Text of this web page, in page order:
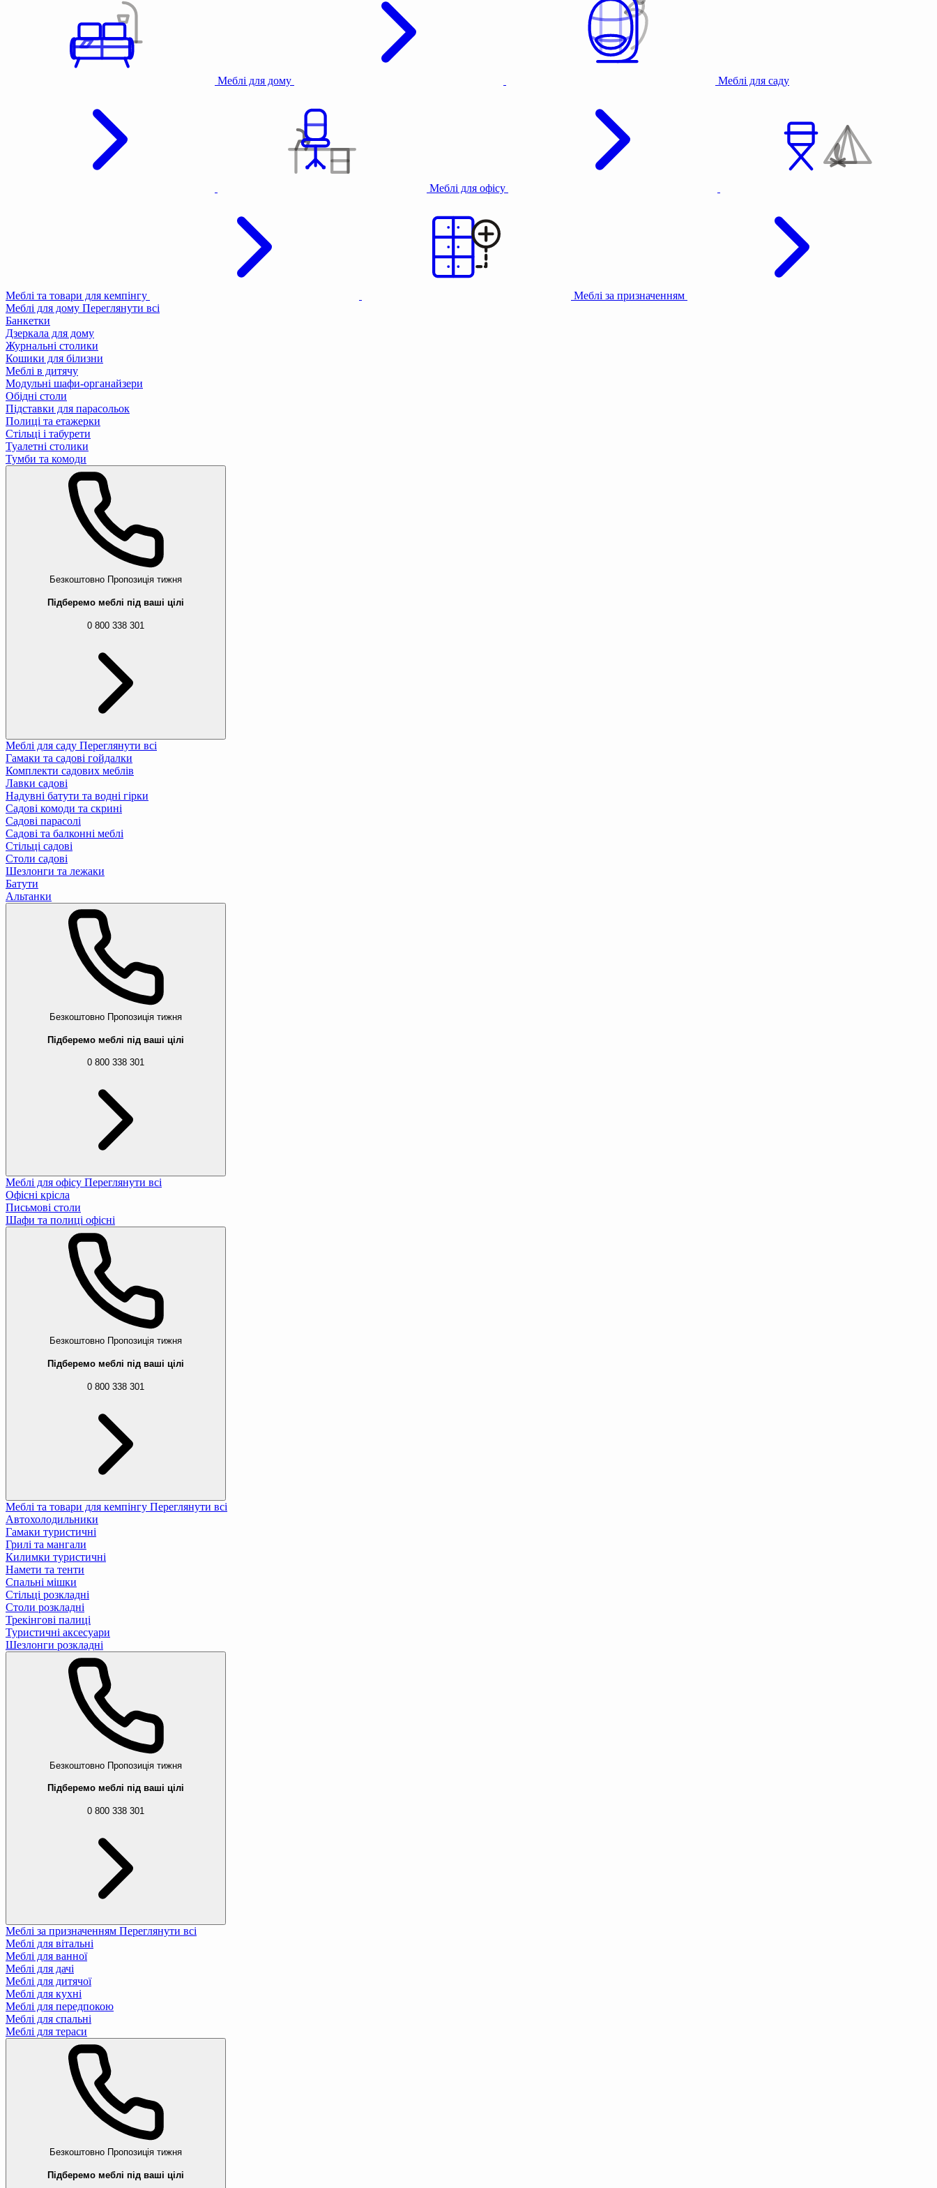
Меблі для дому Меблі для саду
Меблі для офісу
Меблі та товари для кемпінгу
Меблі за призначенням
Меблі для дому Переглянути всі
Банкетки
Дзеркала для дому
Журнальні столики
Кошики для білизни
Меблі в дитячу
Модульні шафи-органайзери
Обідні столи
Підставки для парасольок
Полиці та етажерки
Стільці і табурети
Туалетні столики
Тумби та комоди
Безкоштовно Пропозиція тижня
Підберемо меблі під ваші цілі
0 800 338 301
Меблі для саду Переглянути всі
Гамаки та садові гойдалки
Комплекти садових меблів
Лавки садові
Надувні батути та водні гірки
Садові комоди та скрині
Садові парасолі
Садові та балконні меблі
Стільці садові
Столи садові
Шезлонги та лежаки
Батути
Альтанки
Безкоштовно Пропозиція тижня
Підберемо меблі під ваші цілі
0 800 338 301
Меблі для офісу Переглянути всі
Офісні крісла
Письмові столи
Шафи та полиці офісні
Безкоштовно Пропозиція тижня
Підберемо меблі під ваші цілі
0 800 338 301
Меблі та товари для кемпінгу Переглянути всі
Автохолодильники
Гамаки туристичні
Грилі та мангали
Килимки туристичні
Намети та тенти
Спальні мішки
Стільці розкладні
Столи розкладні
Трекінгові палиці
Туристичні аксесуари
Шезлонги розкладні
Безкоштовно Пропозиція тижня
Підберемо меблі під ваші цілі
0 800 338 301
Меблі за призначенням Переглянути всі
Меблі для вітальні
Меблі для ванної
Меблі для дачі
Меблі для дитячої
Меблі для кухні
Меблі для передпокою
Меблі для спальні
Меблі для тераси
Безкоштовно Пропозиція тижня
Підберемо меблі під ваші цілі